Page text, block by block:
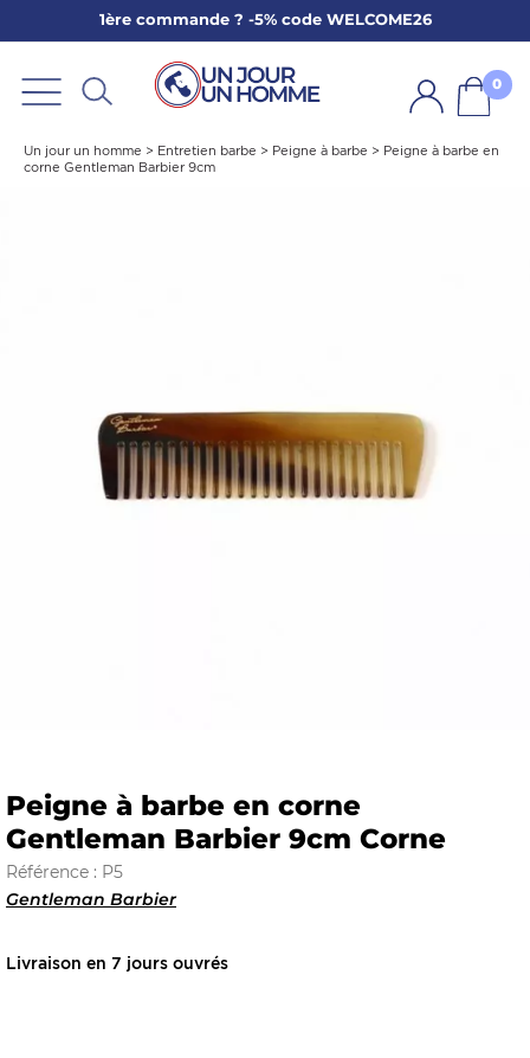
1ère commande ? -5% code WELCOME26
0
Un jour un homme > Entretien barbe > Peigne à barbe > Peigne à barbe en
corne Gentleman Barbier 9cm
Peigne à barbe en corne
Gentleman Barbier 9cm Corne
Référence : P5
Gentleman Barbier
Livraison en 7 jours ouvrés